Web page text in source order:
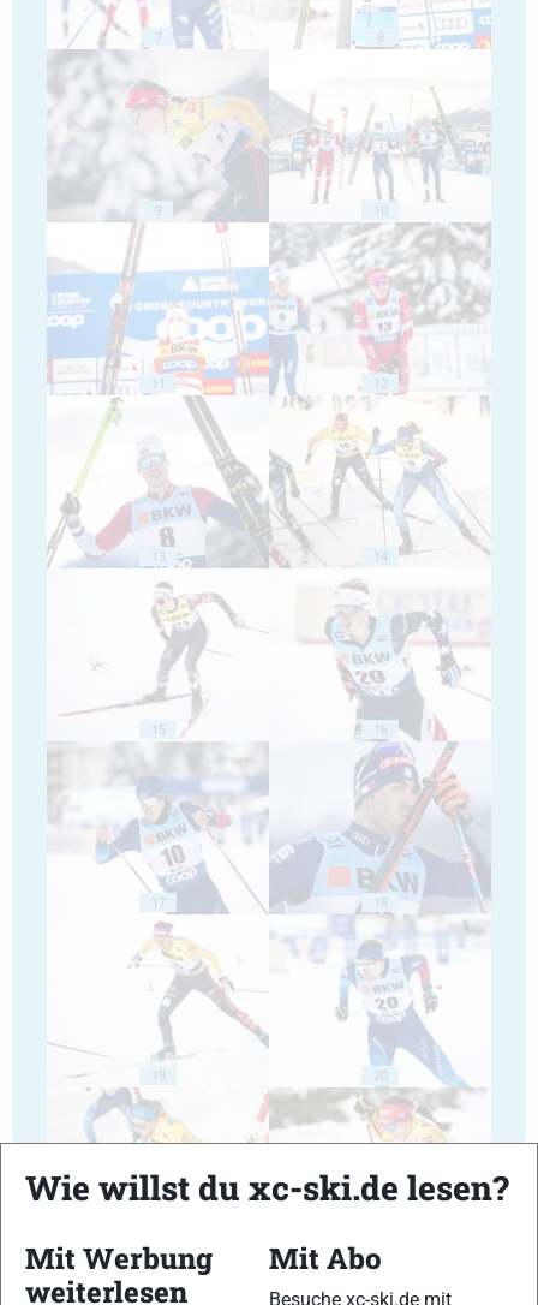
7 8
9 10
11 12
13 14
15 16
17 18
19 20
Wie willst du xc-ski.de lesen?
Mit Werbung
weiterlesen
Mit Abo
Besuche xc-ski.de mit